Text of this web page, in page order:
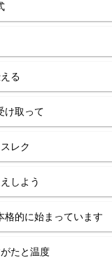
る
け取って
レク
しよう
格的に始まっています
たと温度